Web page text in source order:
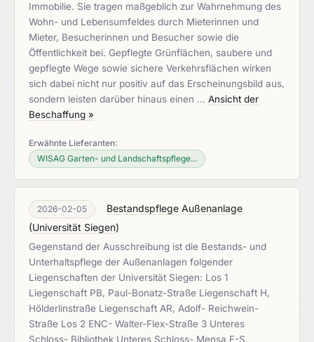
Immobilie. Sie tragen maßgeblich zur Wahrnehmung des
Wohn- und Lebensumfeldes durch Mieterinnen und
Mieter, Besucherinnen und Besucher sowie die
Öffentlichkeit bei. Gepflegte Grünflächen, saubere und
gepflegte Wege sowie sichere Verkehrsflächen wirken
sich dabei nicht nur positiv auf das Erscheinungsbild aus,
sondern leisten darüber hinaus einen … Ansicht der
Beschaffung »
Erwähnte Lieferanten:
WISAG Garten- und Landschaftspflege...
2026-02-05
Bestandspflege Außenanlage
(Universität Siegen)
Gegenstand der Ausschreibung ist die Bestands- und
Unterhaltspflege der Außenanlagen folgender
Liegenschaften der Universität Siegen: Los 1
Liegenschaft PB, Paul-Bonatz-Straße Liegenschaft H,
Hölderlinstraße Liegenschaft AR, Adolf- Reichwein-
Straße Los 2 ENC- Walter-Flex-Straße 3 Unteres
Schloss- Bibliothek Unteres Schloss- Mensa F-S,